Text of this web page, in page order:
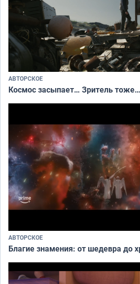
АВТОРСКОЕ
Космос засыпает… Зритель тоже…
АВТОРСКОЕ
Благие знамения: от шедевра до